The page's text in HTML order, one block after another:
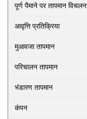
पूर्ण पैमाने पर तापमान विचलन
आवृत्ति प्रतिक्रिया
मुआवजा तापमान
परिचालन तापमान
भंडारण तापमान
कंपन